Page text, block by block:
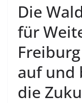
Die
für
auf und
die